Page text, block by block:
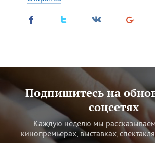
Подпишитесь на
соцсетях
Каждую неделю мы
кинопремьерах, выставках,